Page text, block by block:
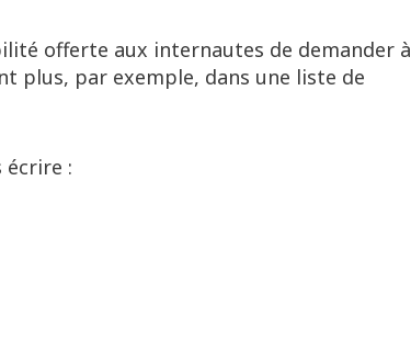
offerte aux internautes de demander à
plus, par exemple, dans une liste de
écrire :